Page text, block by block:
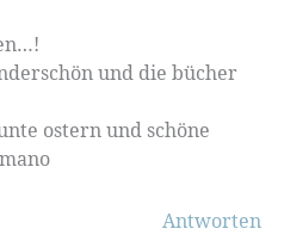
und die bücher
ostern und schöne
Antworten